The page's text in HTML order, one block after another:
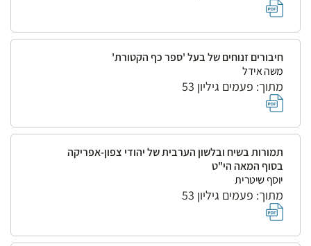
חיבורים זנוחים של בעל 'ספר כף הקטורת'
משה אידל
מתוך: פעמים גיליון 53
תמורות בשיח ובלשון הערבית של יהודי צפון-אפריקה
בסוף המאה הי"ט
יוסף שיטרית
מתוך: פעמים גיליון 53